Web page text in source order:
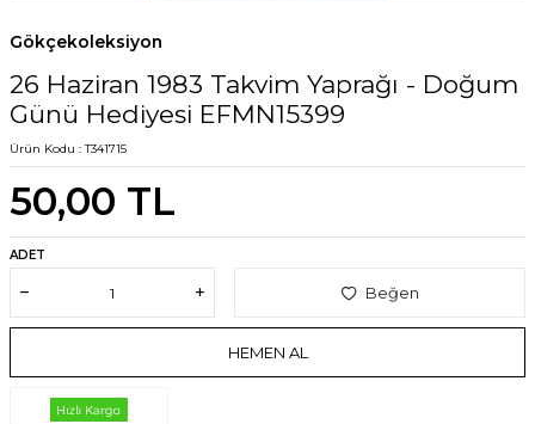
Gökçekoleksiyon
26 Haziran 1983 Takvim Yaprağı - Doğum
Günü Hediyesi EFMN15399
Ürün Kodu :T341715
50,00 TL
ADET
Beğen
HEMEN AL